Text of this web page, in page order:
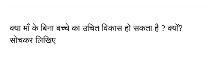
क्या माँ के बिना बच्चे का उचित विकास हो सकता है ? क्यों?
सोचकर लिखिए